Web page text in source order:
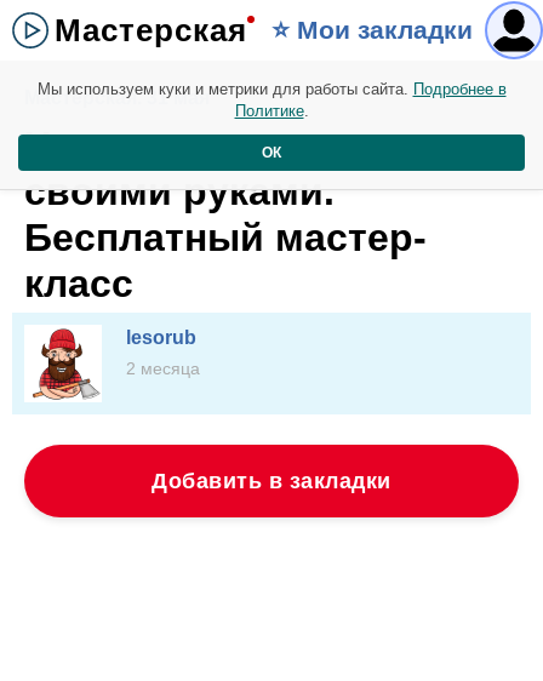
Мастерская ⭐️ Мои закладки
Мастерская. 31 мая
Чехол для чемодана
своими руками.
Бесплатный мастер-
класс
lesorub
2 месяца
Добавить в закладки
Мы используем куки и метрики для работы сайта. Подробнее в
Политике.
ОК